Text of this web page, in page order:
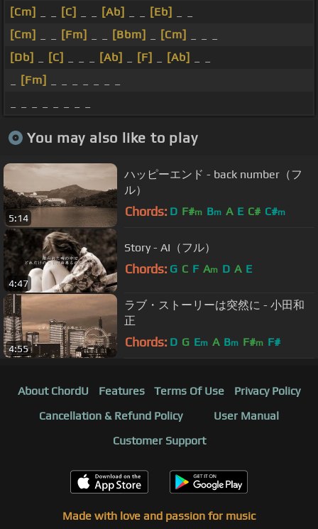
[Cm]
[C] [Ab] [Eb]
[Cm]
[Fm] [Bbm] [Cm]
[Db]
[C] [Ab] [F] [Ab]
[Fm]
You may also like to play
5:14
ハッピーエンド - back number（フ
ル）
Chords: D F#m Bm A E C# C#m
4:47
Story - AI（フル）
Chords: G C F Am D A E
4:55
ラブ・ストーリーは突然に - 小田和
正
Chords: D G Em A Bm F#m F#
About ChordU Features Terms Of Use
Privacy Policy
Cancellation & Refund Policy
User Manual
Customer Support
Made with love and passion for music